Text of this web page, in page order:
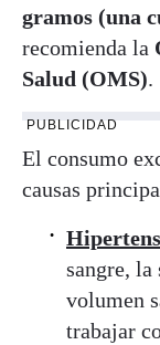
gramos (una
recomienda la
Salud (OMS).
PUBLICIDAD
El consumo
causas
sangre, la
volumen
trabajar